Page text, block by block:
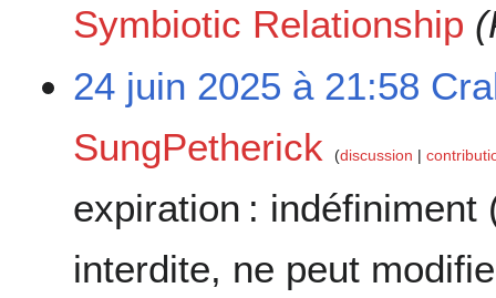
Symbiotic Relationship
24 juin 2025 à 21:58
SungPetherick
discussion
expiration : indéfiniment
interdite, ne peut